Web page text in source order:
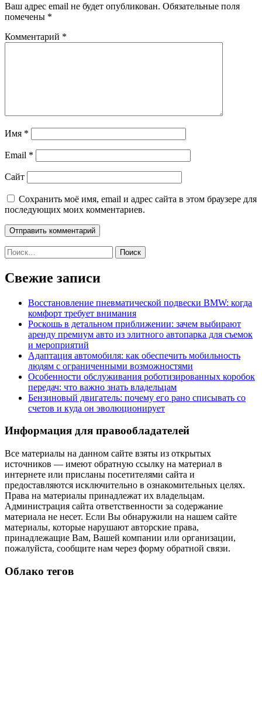
Ваш адрес email не будет опубликован. Обязательные поля
помечены *
Комментарий *
Имя *
Email *
Сайт
Сохранить моё имя, email и адрес сайта в этом браузере для
последующих моих комментариев.
Найти:
Свежие записи
Восстановление пневматической подвески BMW: когда
комфорт требует внимания
Роскошь в детальном приближении: зачем выбирают
аренду премиум авто из элитного автопарка для съемок
и мероприятий
Адаптация автомобиля: как обеспечить мобильность
людям с ограниченными возможностями
Особенности обслуживания роботизированных коробок
передач: что важно знать владельцам
Бензиновый двигатель: почему его рано списывать со
счетов и куда он эволюционирует
Информация для правообладателей
Все материалы на данном сайте взяты из открытых
источников — имеют обратную ссылку на материал в
интернете или присланы посетителями сайта и
предоставляются исключительно в ознакомительных целях.
Права на материалы принадлежат их владельцам.
Администрация сайта ответственности за содержание
материала не несет. Если Вы обнаружили на нашем сайте
материалы, которые нарушают авторские права,
принадлежащие Вам, Вашей компании или организации,
пожалуйста, сообщите нам через форму обратной связи.
Облако тегов